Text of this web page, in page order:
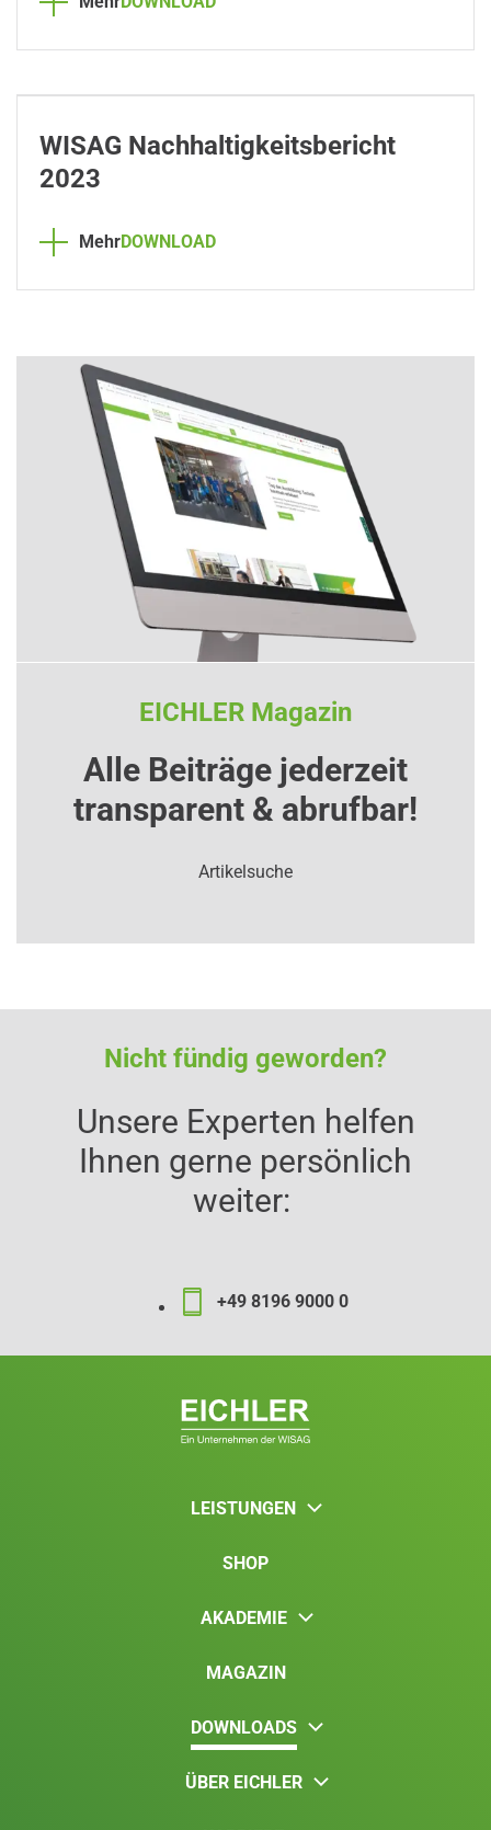
WISAG Nachhaltigkeitsbericht
2023
MehrDOWNLOAD
EICHLER Magazin
Alle Beiträge jederzeit
transparent & abrufbar!
Artikelsuche
Nicht fündig geworden?
Unsere Experten helfen
Ihnen gerne persönlich
weiter:
+49 8196 9000 0
LEISTUNGEN
SHOP
AKADEMIE
MAGAZIN
DOWNLOADS
ÜBER EICHLER